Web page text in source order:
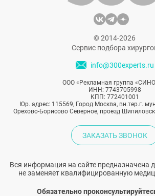
© 2014-2026
Сервис подбора
info@300experts.ru
ООО «Рекламная группа
ИНН: 7743705998
КПП: 772401001
Юр. адрес: 115569, Город Москва, вн.тер.г.
Орехово-Борисово Северное, проезд
ЗАКАЗАТЬ ЗВОНОК
Вся информация на сайте предназначена
не заменяет квалифицированную
Обязательно